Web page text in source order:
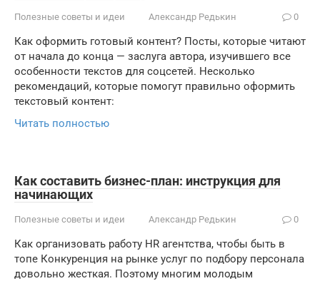
Полезные советы и идеи Александр Редькин 0
Как оформить готовый контент? Посты, которые читают
от начала до конца — заслуга автора, изучившего все
особенности текстов для соцсетей. Несколько
рекомендаций, которые помогут правильно оформить
текстовый контент:
Читать полностью
Как составить бизнес-план: инструкция для
начинающих
Полезные советы и идеи Александр Редькин 0
Как организовать работу HR агентства, чтобы быть в
топе Конкуренция на рынке услуг по подбору персонала
довольно жесткая. Поэтому многим молодым